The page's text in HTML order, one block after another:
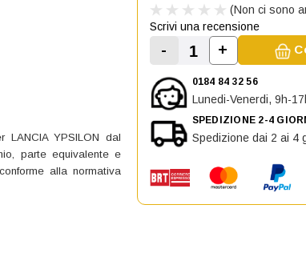
LANCIA YPSILON dal
parte equivalente e
alla normativa
(Non ci sono
Scrivi una recensione
Diminuisci la quantità
-
Aumenta la
+
0184 84 32 56
Lunedi-Venerdi, 9h-
SPEDIZIONE 2-4
Spedizione dai 2 ai 4